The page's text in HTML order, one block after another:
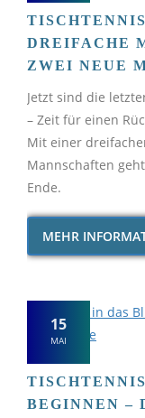
DREIFACHE
ZWEI NEUE
Jetzt sind die
– Zeit für einen
Mit einer
Mannschaften
Ende.
MEHR
BEGINNEN –
15
MAI